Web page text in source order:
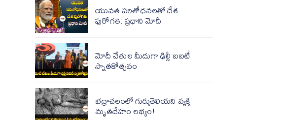
యువత పరిశోధనలతో దేశ
పురోగతి: ప్రధాని మోదీ
మోదీ చేతుల మీదుగా ఢిల్లీ ఐఐటీ
స్నాతకోత్సవం
భద్రాచలంలో గుర్తుతెలియని వ్యక్తి
మృతదేహం లభ్యం!